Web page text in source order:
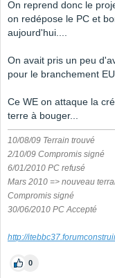
On reprend donc le
on redépose le PC et
aujourd'hui....
On avait pris un peu
pour le branchement
Ce WE on attaque la
terre à bouger...
10/08/09 Terrain trouvé
2/10/09 Compromis signé
6/01/2010 PC refusé
Mars 2010 => nouveau
Compromis signé
30/06/2010 PC Accepté
http://
0